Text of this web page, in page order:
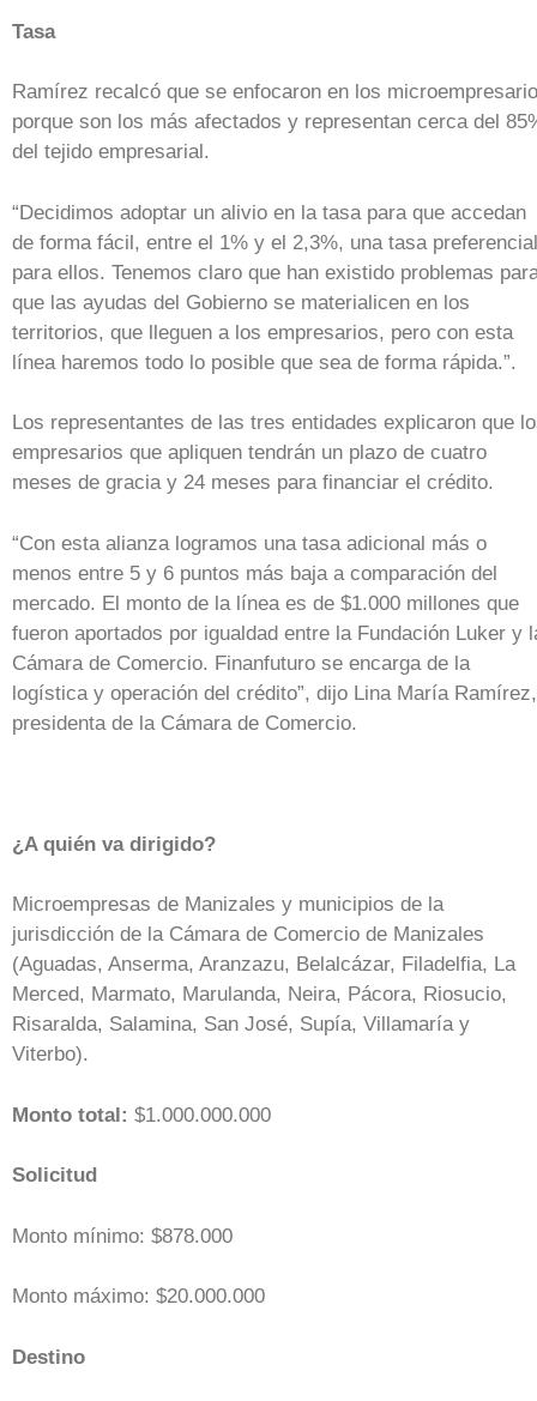
Tasa
Ramírez recalcó que se enfocaron en los
porque son los más afectados y representan cerca del
del tejido empresarial.
“Decidimos adoptar un alivio en la tasa para que accedan
de forma fácil, entre el 1% y el 2,3%, una tasa preferencial
para ellos. Tenemos claro que han existido problemas
que las ayudas del Gobierno se materialicen en los
territorios, que lleguen a los empresarios, pero con esta
línea haremos todo lo posible que sea de forma rápida.”.
Los representantes de las tres entidades explicaron que
empresarios que apliquen tendrán un plazo de cuatro
meses de gracia y 24 meses para financiar el crédito.
“Con esta alianza logramos una tasa adicional más o
menos entre 5 y 6 puntos más baja a comparación del
mercado. El monto de la línea es de $1.000 millones que
fueron aportados por igualdad entre la Fundación Luker y
Cámara de Comercio. Finanfuturo se encarga de la
logística y operación del crédito”, dijo Lina María Ramírez,
presidenta de la Cámara de Comercio.
¿A quién va dirigido?
Microempresas de Manizales y municipios de la
jurisdicción de la Cámara de Comercio de Manizales
(Aguadas, Anserma, Aranzazu, Belalcázar, Filadelfia, La
Merced, Marmato, Marulanda, Neira, Pácora, Riosucio,
Risaralda, Salamina, San José, Supía, Villamaría y
Viterbo).
Monto total: $1.000.000.000
Solicitud
Monto mínimo: $878.000
Monto máximo: $20.000.000
Destino